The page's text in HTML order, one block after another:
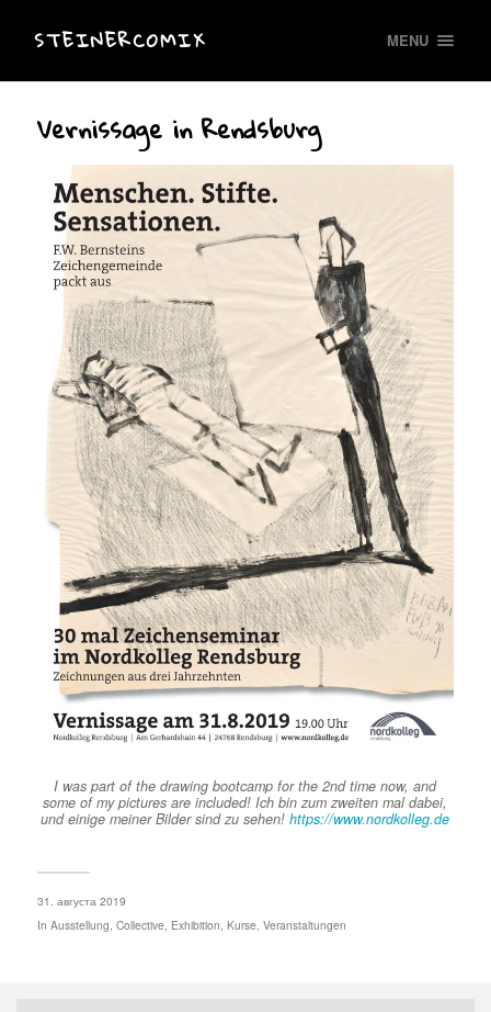
STEINERCOMIX MENU
Vernissage in Rendsburg
I was part of the drawing bootcamp for the 2nd time now, and
some of my pictures are included! Ich bin zum zweiten mal dabei,
und einige meiner Bilder sind zu sehen! https://www.nordkolleg.de
31. августа 2019
In Ausstellung, Collective, Exhibition, Kurse, Veranstaltungen